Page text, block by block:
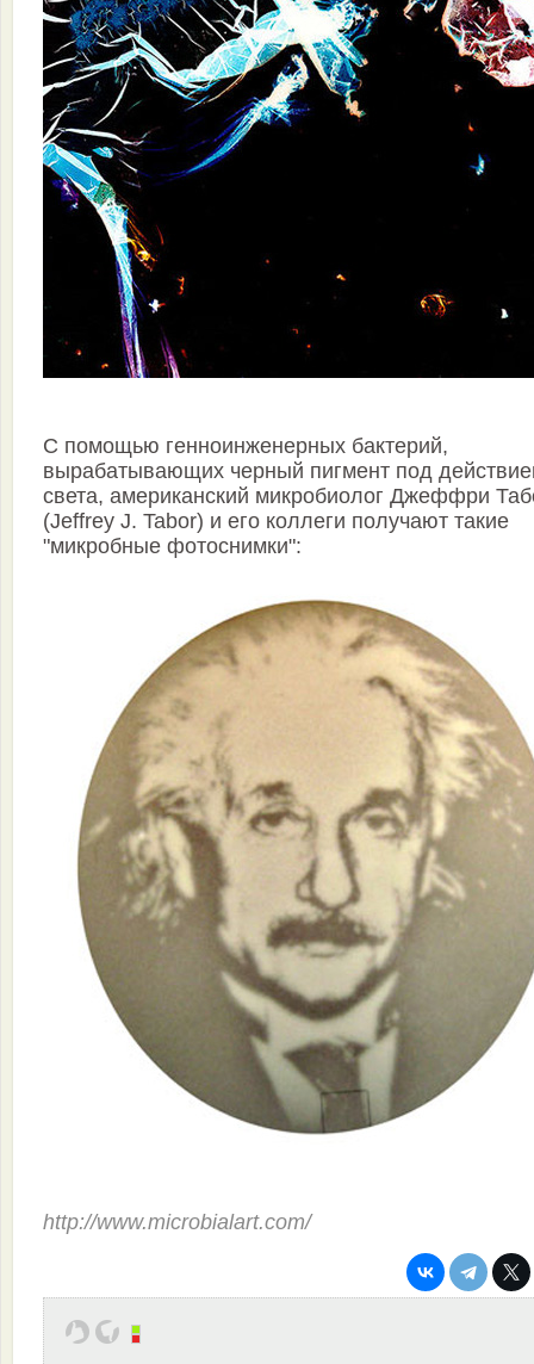
С помощью генноинженерных бактерий,
вырабатывающих черный пигмент под
света, американский микробиолог Джеффри
(Jeffrey J. Tabor) и его коллеги получают такие
"микробные фотоснимки":
http://www.microbialart.com/